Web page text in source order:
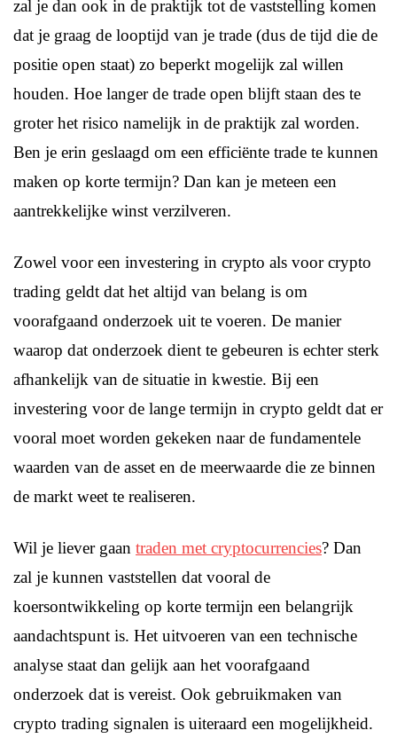
zal je dan ook in de praktijk tot de vaststelling komen
dat je graag de looptijd van je trade (dus de tijd die de
positie open staat) zo beperkt mogelijk zal willen
houden. Hoe langer de trade open blijft staan des te
groter het risico namelijk in de praktijk zal worden.
Ben je erin geslaagd om een efficiënte trade te kunnen
maken op korte termijn? Dan kan je meteen een
aantrekkelijke winst verzilveren.
Zowel voor een investering in crypto als voor crypto
trading geldt dat het altijd van belang is om
voorafgaand onderzoek uit te voeren. De manier
waarop dat onderzoek dient te gebeuren is echter sterk
afhankelijk van de situatie in kwestie. Bij een
investering voor de lange termijn in crypto geldt dat er
vooral moet worden gekeken naar de fundamentele
waarden van de asset en de meerwaarde die ze binnen
de markt weet te realiseren.
Wil je liever gaan traden met cryptocurrencies? Dan
zal je kunnen vaststellen dat vooral de
koersontwikkeling op korte termijn een belangrijk
aandachtspunt is. Het uitvoeren van een technische
analyse staat dan gelijk aan het voorafgaand
onderzoek dat is vereist. Ook gebruikmaken van
crypto trading signalen is uiteraard een mogelijkheid.